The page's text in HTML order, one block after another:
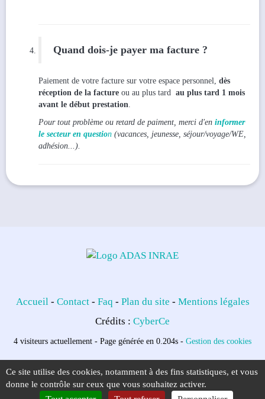
Quand dois-je payer ma facture ?
Paiement de votre facture sur votre espace personnel, dès
réception de la facture ou au plus tard au plus tard 1 mois
avant le début prestation.
Pour tout problème ou retard de paiment, merci d'en informer
le secteur en question (vacances, jeunesse, séjour/voyage/WE,
adhésion...).
Accueil- Contact- Faq - Plan du site - Mentions légales
Crédits : CyberCe
4 visiteurs actuellement - Page générée en 0.204s - Gestion des cookies
Ce site utilise des cookies, notamment à des fins statistiques, et vous
donne le contrôle sur ceux que vous souhaitez activer.